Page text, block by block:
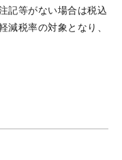
記等がない場合は税込
減税率の対象となり、